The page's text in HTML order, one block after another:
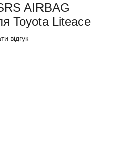
AIRBAG
Toyota Liteace
відгук